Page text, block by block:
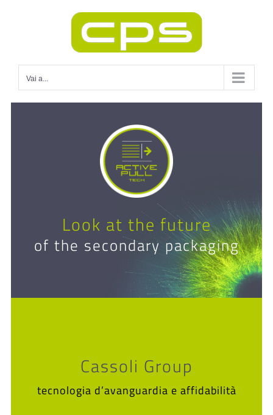
Vai a...
Look at the future
of the secondary packaging
Cassoli Group
tecnologia d’avanguardia e affidabilità